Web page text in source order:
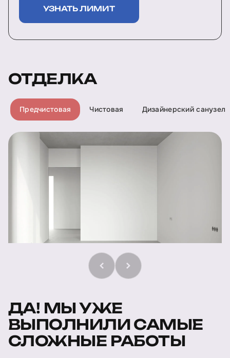
УЗНАТЬ ЛИМИТ
ОТДЕЛКА
Предчистовая Чистовая Дизайнерский санузел
ДА! МЫ УЖЕ
ВЫПОЛНИЛИ САМЫЕ
СЛОЖНЫЕ РАБОТЫ